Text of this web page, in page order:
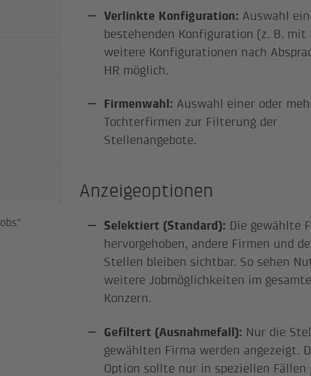
Verlinkte Konfiguration: Auswahl
bestehenden Konfiguration (z. B. mit
weitere Konfigurationen nach
HR möglich.
Firmenwahl: Auswahl einer oder
Tochterfirmen zur Filterung der
Stellenangebote.
Anzeigeoptionen
Selektiert (Standard): Die gewählte
hervorgehoben, andere Firmen und
Stellen bleiben sichtbar. So sehen
weitere Jobmöglichkeiten im
Konzern.
Gefiltert (Ausnahmefall): Nur die
gewählten Firma werden angezeigt.
Option sollte nur in speziellen Fällen